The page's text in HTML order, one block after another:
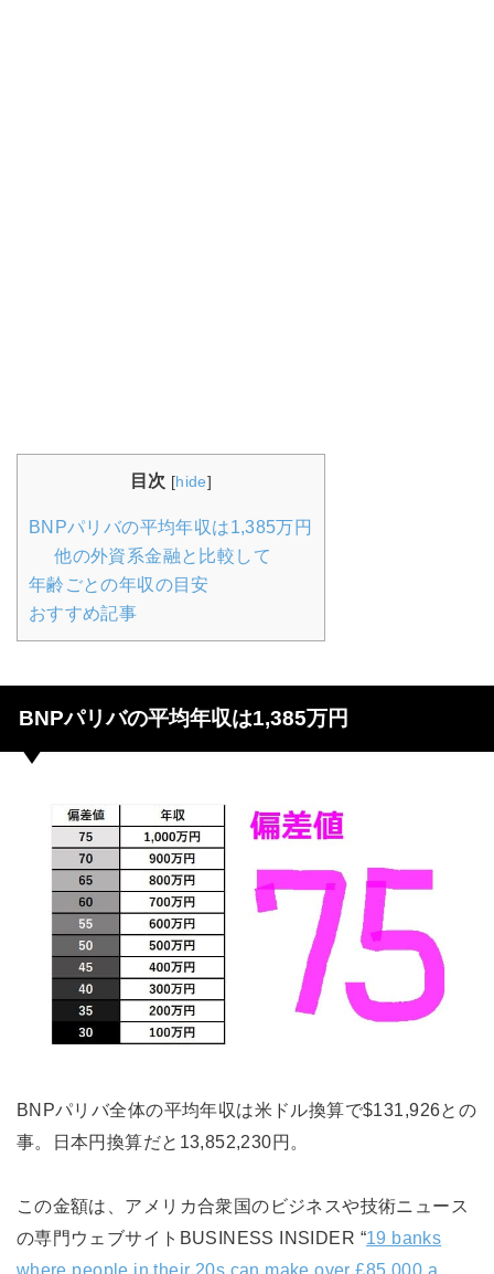
目次 [hide]
BNPパリバの平均年収は1,385万円
他の外資系金融と比較して
年齢ごとの年収の目安
おすすめ記事
BNPパリバの平均年収は1,385万円
BNPパリバ全体の平均年収は米ドル換算で$131,926との
事。日本円換算だと13,852,230円。
この金額は、アメリカ合衆国のビジネスや技術ニュース
の専門ウェブサイトBUSINESS INSIDER “19 banks
where people in their 20s can make over £85,000 a